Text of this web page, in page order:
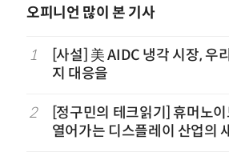
오피니언 많이 본 기사
1
[사설] 美 AIDC 냉각 시장, 우
지 대응을
2
[정구민의 테크읽기] 휴머노
열어가는 디스플레이 산업의